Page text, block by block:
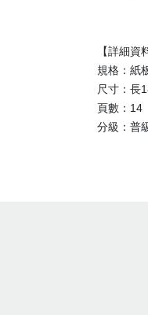
【詳細資
規格：紙
尺寸：長
頁數：14
分級：普